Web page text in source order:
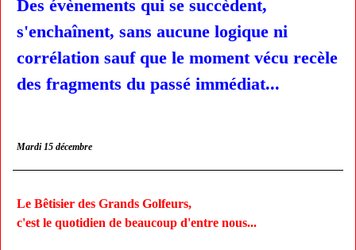
Des évènements qui se succèdent,
s'enchaînent, sans aucune logique ni
corrélation sauf que le moment vécu recèle
des fragments du passé immédiat...
Mardi 15 décembre
Le Bêtisier des Grands Golfeurs,
c'est le quotidien de beaucoup d'entre nous...